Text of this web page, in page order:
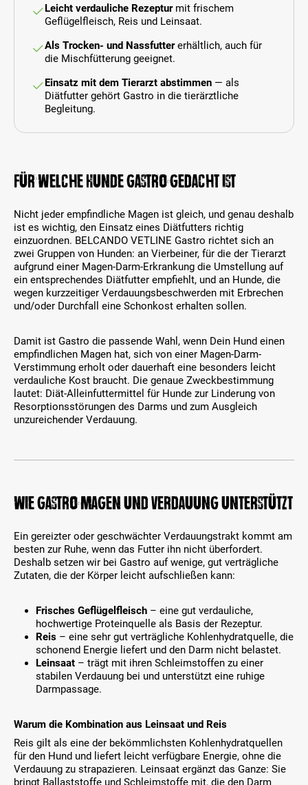
k
V
a
i
a
n
t
e
n
a
u
e
w
ä
h
l
t
w
d
.
e
n
e
P
r
o
d
u
k
t
-
r
i
a
n
t
e
n
s
w
ä
l
t
w
e
Leicht verdauliche Rezepturmit frischem
Geflügelfleisch, Reis und Leinsaat.
Als Trocken- und Nassfuttererhältlich, auch für
die Mischfütterung geeignet.
Einsatz mit dem Tierarzt abstimmen — als
Diätfutter gehört Gastro in die tierärztliche
Begleitung.
Für welche Hunde Gastro gedacht ist
Nicht jeder empfindliche Magen ist gleich, und genau deshalb
ist es wichtig, den Einsatz eines Diätfutters richtig
einzuordnen. BELCANDO VETLINE Gastro richtet sich an
zwei Gruppen von Hunden: an Vierbeiner, für die der Tierarzt
aufgrund einer Magen-Darm-Erkrankung die Umstellung auf
ein entsprechendes Diätfutter empfiehlt, und an Hunde, die
wegen kurzzeitiger Verdauungsbeschwerden mit Erbrechen
und/oder Durchfall eine Schonkost erhalten sollen.
Damit ist Gastro die passende Wahl, wenn Dein Hund einen
empfindlichen Magen hat, sich von einer Magen-Darm-
Verstimmung erholt oder dauerhaft eine besonders leicht
verdauliche Kost braucht. Die genaue Zweckbestimmung
lautet: Diät-Alleinfuttermittel für Hunde zur Linderung von
Resorptionsstörungen des Darms und zum Ausgleich
unzureichender Verdauung.
Wie Gastro Magen und Verdauung unterstützt
Ein gereizter oder geschwächter Verdauungstrakt kommt am
besten zur Ruhe, wenn das Futter ihn nicht überfordert.
Deshalb setzen wir bei Gastro auf wenige, gut verträgliche
Zutaten, die der Körper leicht aufschließen kann:
Frisches Geflügelfleisch – eine gut verdauliche,
hochwertige Proteinquelle als Basis der Rezeptur.
Reis – eine sehr gut verträgliche Kohlenhydratquelle, die
schonend Energie liefert und den Darm nicht belastet.
Leinsaat – trägt mit ihren Schleimstoffen zu einer
stabilen Verdauung bei und unterstützt eine ruhige
Darmpassage.
Warum die Kombination aus Leinsaat und Reis
Reis gilt als eine der bekömmlichsten Kohlenhydratquellen
für den Hund und liefert leicht verfügbare Energie, ohne die
Verdauung zu strapazieren. Leinsaat ergänzt das Ganze: Sie
bringt Ballaststoffe und Schleimstoffe mit, die den Darm